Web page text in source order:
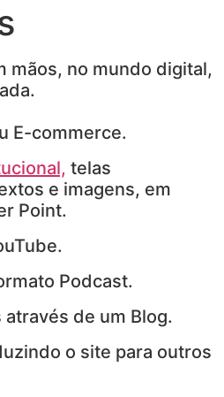
mãos, no mundo digital,
E-commerce.
telas
e imagens, em
Point.
Podcast.
de um Blog.
o site para outros